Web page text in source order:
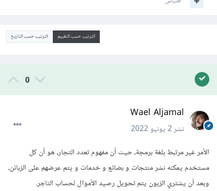
الترتيب حسب التقييم الترتيب حسب التاريخ
0
Wael Aljamal
نشر2 يونيو 2022
الأمر غير مرتبط بلغة برمجة، حيث أن مفهوم تعدد التجار، هو أن كل
مستخدم يمكنه نشر منتجات و بضائع و خدمات و يتم عرضهم على الزبائن،
وبعد أن يشتري الزبون يتم تحويل رصيد الأموال لحساب التاجر.